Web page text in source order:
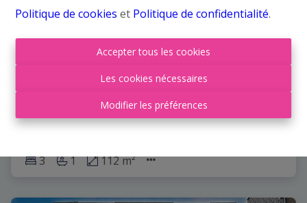
Politique de cookies et Politique de confidentialité.
Accepter tous les cookies
Les cookies nécessaires
Modifier les préférences
MAISON 4F - 3CH - GARAGE - CARPORT -
TERRASSE - JARDIN
Rue des Hautes Vignes 7, 4480 Engis
Faire offre à partir de € 319.000
3 1 112 m²